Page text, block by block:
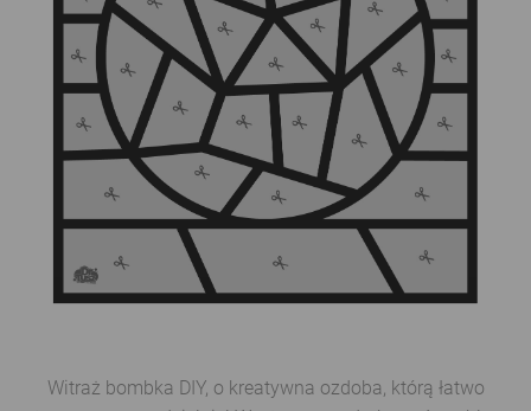
Witraż bombka DIY, o kreatywna ozdoba, którą łatwo